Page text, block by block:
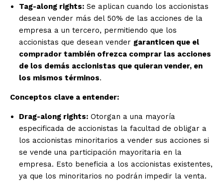
Tag-along rights: Se aplican cuando los accionistas
desean vender más del 50% de las acciones de la
empresa a un tercero, permitiendo que los
accionistas que desean vender garanticen que el
comprador también ofrezca comprar las acciones
de los demás accionistas que quieran vender, en
los mismos términos.
Conceptos clave a entender:
Drag-along rights: Otorgan a una mayoría
especificada de accionistas la facultad de obligar a
los accionistas minoritarios a vender sus acciones si
se vende una participación mayoritaria en la
empresa. Esto beneficia a los accionistas existentes,
ya que los minoritarios no podrán impedir la venta.